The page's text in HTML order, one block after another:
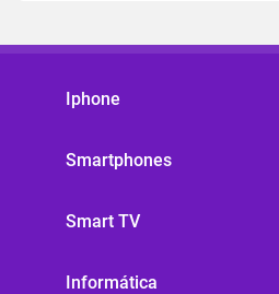
Iphone
Smartphones
Smart TV
Informática